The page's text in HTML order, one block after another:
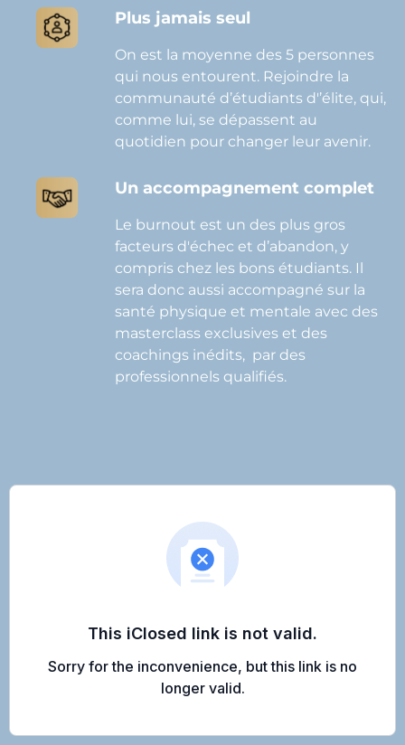
Plus jamais seul
On est la moyenne des 5 personnes
qui nous entourent. Rejoindre la
communauté d’étudiants d'’élite, qui,
comme lui, se dépassent au
quotidien pour changer leur avenir.
Un accompagnement complet
Le burnout est un des plus gros
facteurs d'échec et d’abandon, y
compris chez les bons étudiants. Il
sera donc aussi accompagné sur la
santé physique et mentale avec des
masterclass exclusives et des
coachings inédits, par des
professionnels qualifiés.